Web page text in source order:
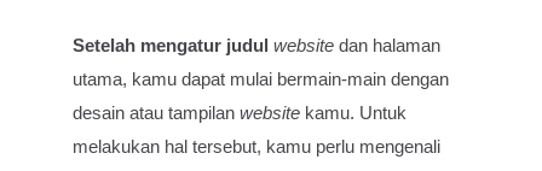
Setelah mengatur judulwebsite dan halaman
utama, kamu dapat mulai bermain-main dengan
desain atau tampilanwebsite kamu. Untuk
melakukan hal tersebut, kamu perlu mengenali